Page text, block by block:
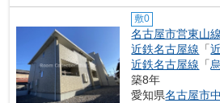
敷0
名古屋市営東山線
近鉄名古屋線 「
近鉄名古屋線 「
築8年
愛知県名古屋市